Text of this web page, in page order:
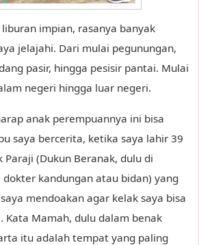
impian, rasanya banyak
jelajahi. Dari mulai pegunungan,
pasir, hingga pesisir pantai. Mulai
negeri hingga luar negeri.
anak perempuannya ini bisa
saya bercerita, ketika saya lahir 39
(Dukun Beranak, dulu di
kandungan atau bidan) yang
mendoakan agar kelak saya bisa
Kata Mamah, dulu dalam benak
itu adalah tempat yang paling